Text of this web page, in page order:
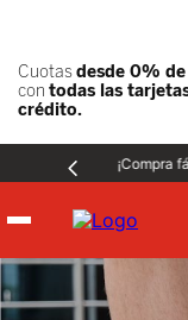
¡Compra
Hombre